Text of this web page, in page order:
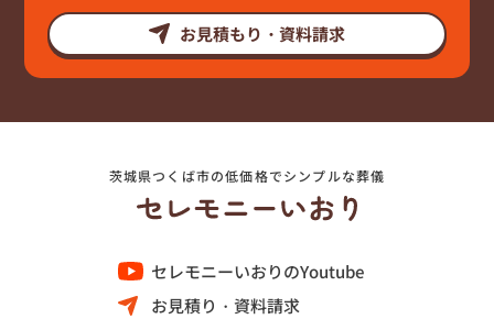
お見積もり・資料請求
茨城県つくば市の低価格でシンプルな葬儀
セレモニーいおりのYoutube
お見積り・資料請求